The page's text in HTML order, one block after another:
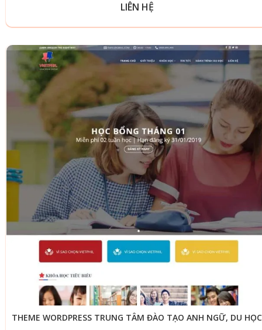
LIÊN HỆ
THEME WORDPRESS TRUNG TÂM ĐÀO TẠO ANH NGỮ, DU HỌC